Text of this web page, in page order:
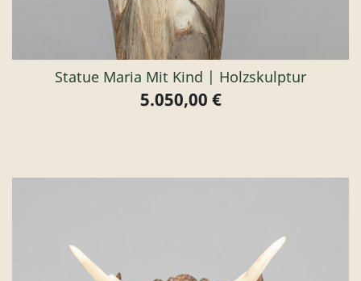
Statue Maria Mit Kind | Holzskulptur
Preis
5.050,00 €